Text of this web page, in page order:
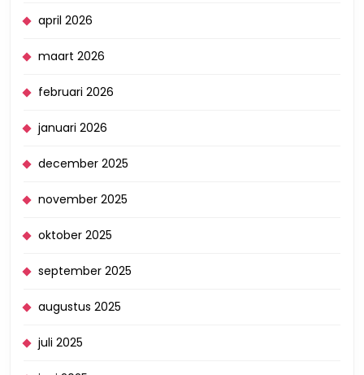
april 2026
maart 2026
februari 2026
januari 2026
december 2025
november 2025
oktober 2025
september 2025
augustus 2025
juli 2025